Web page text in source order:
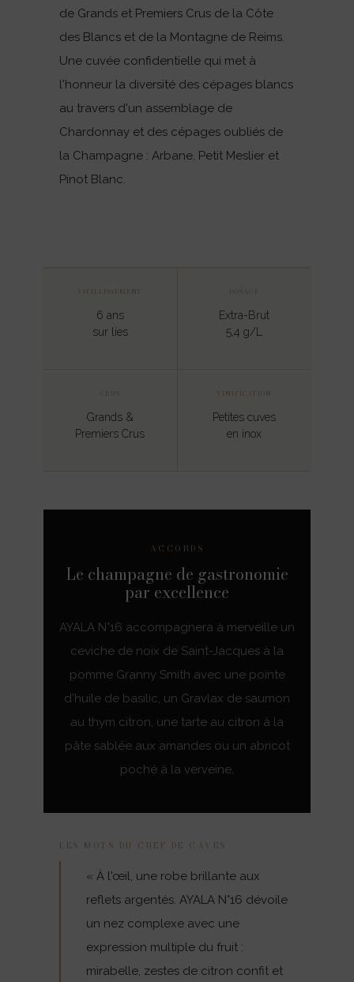
de Grands et Premiers Crus de la Côte
des Blancs et de la Montagne de Reims.
Une cuvée confidentielle qui met à
l'honneur la diversité des cépages blancs
au travers d'un assemblage de
Chardonnay et des cépages oubliés de
la Champagne : Arbane, Petit Meslier et
Pinot Blanc.
VIEILLISSEMENT
6 ans
sur lies
DOSAGE
Extra-Brut
5,4 g/L
CRUS
Grands &
Premiers Crus
VINIFICATION
Petites cuves
en inox
ACCORDS
Le champagne de gastronomie
par excellence
AYALA N°16 accompagnera à merveille un
ceviche de noix de Saint-Jacques à la
pomme Granny Smith avec une pointe
d'huile de basilic, un Gravlax de saumon
au thym citron, une tarte au citron à la
pâte sablée aux amandes ou un abricot
poché à la verveine.
LES MOTS DU CHEF DE CAVES
« À l'œil, une robe brillante aux
reflets argentés. AYALA N°16 dévoile
un nez complexe avec une
expression multiple du fruit :
mirabelle, zestes de citron confit et